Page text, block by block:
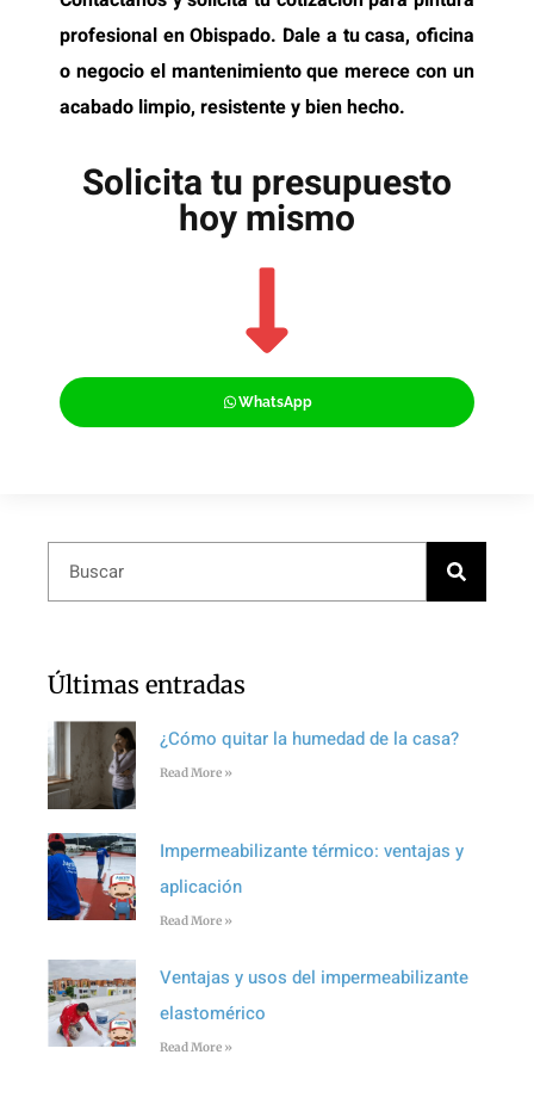
profesional en Obispado. Dale a tu casa, oficina
o negocio el mantenimiento que merece con un
acabado limpio, resistente y bien hecho.
Solicita tu presupuesto
hoy mismo
WhatsApp
Últimas entradas
¿Cómo quitar la humedad de la casa?
Read More »
Impermeabilizante térmico: ventajas y
aplicación
Read More »
Ventajas y usos del impermeabilizante
elastomérico
Read More »